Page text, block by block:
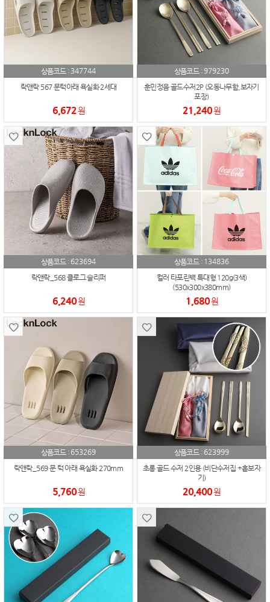
상품코드 : 347744
락앤락 567 문턱아래 욕실화 2세대
6,672원
상품코드 :979230
훈민정음 골드수저2P (오동나무함,보자기
포장)
21,240원
상품코드 : 623694
락앤락_568 클로그 슬리퍼
6,240원
상품코드 : 134836
컬러 타포린백 특대형 120g(3색)
(530x300x380mm)
1,680원
상품코드 : 653269
락앤락_569 문 턱 아래 욕실화 270mm
5,760원
상품코드 : 623999
초롱 골드 수저 2인용 (비단수저집 +홑보자
기)
20,400원